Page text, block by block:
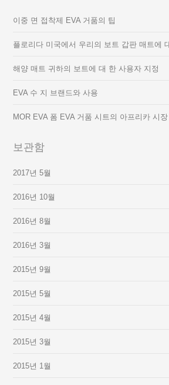
이중 면 접착제 EVA 거품의 팁
플로리다 미국에서 우리의 보트 갑판 매트에
해양 매트 귀하의 보트에 대 한 사용자 지정
EVA 수 지 브랜드와 사용
MOR EVA 폼 EVA 거품 시트의 아프리카 시
보관함
2017년 5월
2016년 10월
2016년 8월
2016년 3월
2015년 9월
2015년 5월
2015년 4월
2015년 3월
2015년 1월